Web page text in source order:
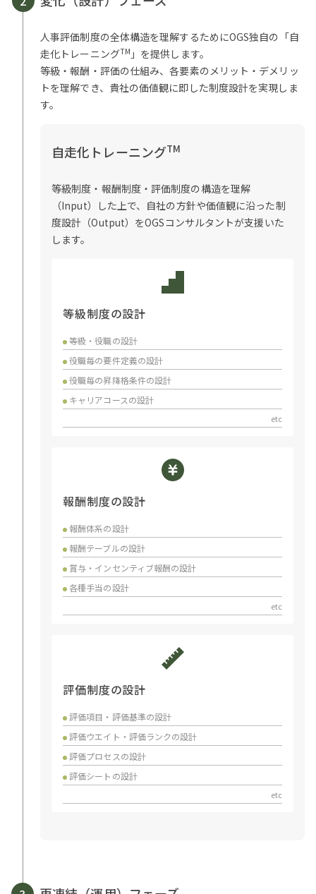
人事評価制度の全体構造を理解するためにOGS独自の「自
走化トレーニングTM 」を提供します。
等級・報酬・評価の仕組み、各要素のメリット・デメリッ
トを理解でき、貴社の価値観に即した制度設計を実現しま
す。
自走化トレーニングTM
等級制度・報酬制度・評価制度の構造を理解
（Input）した上で、自社の方針や価値観に沿った制
度設計（Output）をOGSコンサルタントが支援いた
します。
等級制度の設計
等級・役職の設計
役職毎の要件定義の設計
役職毎の昇降格条件の設計
キャリアコースの設計
etc
報酬制度の設計
報酬体系の設計
報酬テーブルの設計
賞与・インセンティブ報酬の設計
各種手当の設計
etc
評価制度の設計
評価項目・評価基準の設計
評価ウエイト・評価ランクの設計
評価プロセスの設計
評価シートの設計
etc